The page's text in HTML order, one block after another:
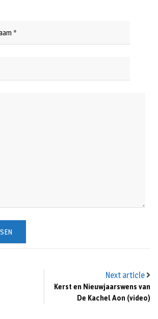
Next article
Kerst en Nieuwjaarswens van
De Kachel Aon (video)